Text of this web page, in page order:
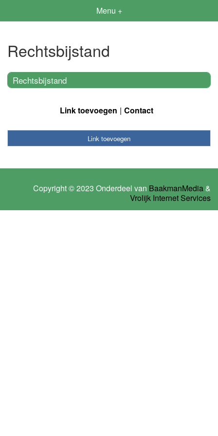
Menu +
Rechtsbijstand
Rechtsbijstand
Link toevoegen Contact
Link toevoegen
Copyright © 2023 Onderdeel van BaakmanMedia &
Vrolijk Internet Services